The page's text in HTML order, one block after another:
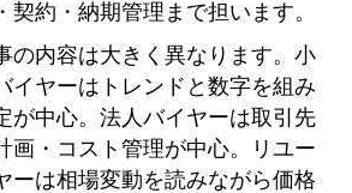
契約・納期管理まで担います。
の内容は大きく異なります。小
イヤーはトレンドと数字を組み
が中心。法人バイヤーは取引先
画・コスト管理が中心。リユー
ーは相場変動を読みながら価格